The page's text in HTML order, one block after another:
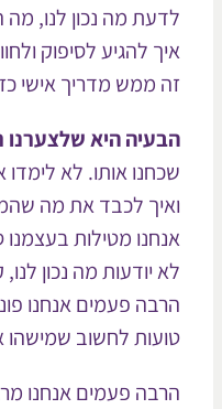
לדעת מה נכון לנו, מה
איך להגיע לסיפוק
זה ממש מדריך אישי
הבעיה היא שלצערנו
שכחנו אותו. לא לימדו
ואיך לכבד את מה
אנחנו מטילות
לא יודעות מה נכון
הרבה פעמים אנחנו
טועות לחשוב שמישהו
הרבה פעמים אנחנו